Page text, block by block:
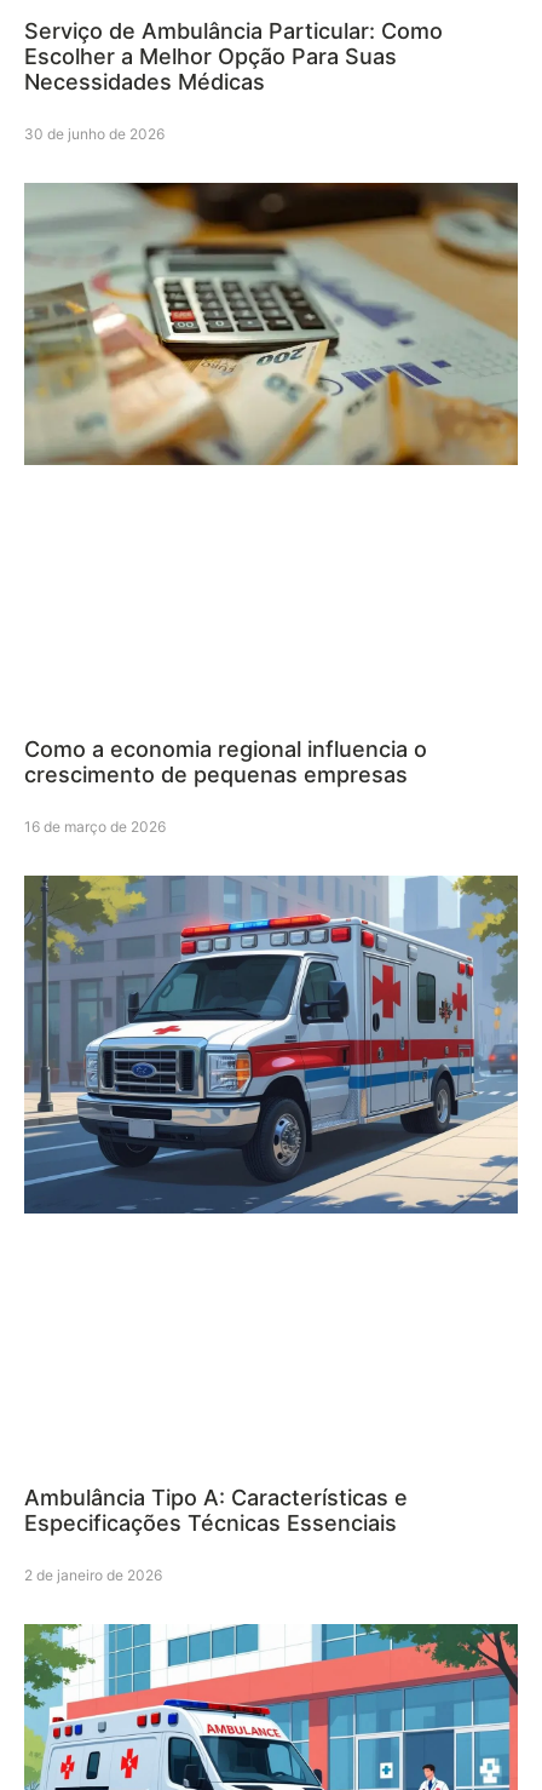
Serviço de Ambulância Particular: Como
Escolher a Melhor Opção Para Suas
Necessidades Médicas
30 de junho de 2026
Como a economia regional influencia o
crescimento de pequenas empresas
16 de março de 2026
Ambulância Tipo A: Características e
Especificações Técnicas Essenciais
2 de janeiro de 2026